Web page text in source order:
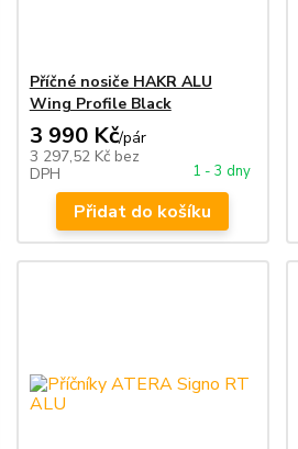
Příčné nosiče HAKR ALU
Wing Profile Black
3 990 Kč/pár
3 297,52 Kč bez
DPH
1 - 3 dny
Přidat do košíku